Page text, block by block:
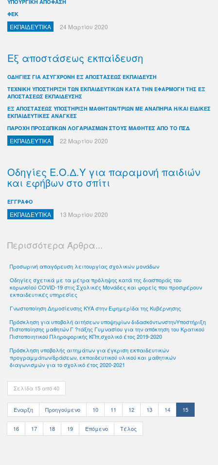
ΥΠΟΥΡΓΙΚΗ ΑΠΟΦΑΣΗ
ΦΕΚ
ΕΚΠΑΙΔΕΥΤΙΚΑ 24 Μαρτίου 2020
Εξ αποστάσεως εκπαίδευση
ΟΔΗΓΙΕΣ ΓΙΑ ΑΣΥΓΧΡΟΝΗ ΕΞ ΑΠΟΣΤΑΣΕΩΣ ΕΚΠΑΙΔΕΥΣΗ
ΤΕΧΝΙΚΗ ΥΠΟΣΤΗΡΙΞΗ ΤΩΝ ΕΚΠΑΙΔΕΥΤΙΚΩΝ ΚΑΤΑ ΤΗΝ ΕΦΑΡΜΟΓΗ ΤΗΣ ΕΞ
ΑΠΟΣΤΑΣΕΩΣ ΕΚΠΑΙΔΕΥΣΗΣ
ΕΞ ΑΠΟΣΤΑΣΕΩΣ ΥΠΟΣΤΗΡΙΞΗ ΜΑΘΗΤΩΝ/ΤΡΙΩΝ ΜΕ ΑΝΑΠΗΡΙΑ Η/ΚΑΙ ΕΙΔΙΚΕΣ
ΕΚΠΑΙΔΕΥΤΙΚΕΣ ΑΝΑΓΚΕΣ
ΠΑΡΟΧΗ ΠΡΟΣΩΠΙΚΩΝ ΛΟΓΑΡΙΑΣΜΩΝ ΣΤΟΥΣ ΜΑΘΗΤΕΣ ΑΠΟ ΤΟ ΠΣΔ
ΕΚΠΑΙΔΕΥΤΙΚΑ 22 Μαρτίου 2020
Οδηγίες Ε.Ο.Δ.Υ για παραμονή παιδιών
και εφήβων στο σπίτι
ΕΓΓΡΑΦΟ
ΕΚΠΑΙΔΕΥΤΙΚΑ 13 Μαρτίου 2020
Περισσότερα Άρθρα...
Προσωρινή απαγόρευση λειτουργίας σχολικών μονάδων
Οδηγίες σχετικά με τα μέτρα πρόληψης κατά της διασποράς του
κορωνοϊού COVID-19 στις Σχολικές Μονάδες και φορείς που προσφέρουν
εκπαιδευτικές υπηρεσίες
Γνωστοποίηση Δημοσίευσης ΚΥΑ στην Εφημερίδα της Κυβέρνησης
Πρόσκληση για υποβολή αιτήσεων υποψηφίων διδασκόντωνστηνΥποστήριξη
Πιστοποίησης μαθητών Γ ?τάξης Γυμνασίου για την απόκτηση του Κρατικού
Πιστοποιητικού Πληροφορικής ΚΠπ,σχολικό έτος 2019-2020
Πρόσκληση υποβολής αιτημάτων για έγκριση εκπαιδευτικών
προγραμμάτων/δράσεων, εκπαιδευτικού υλικού και μαθητικών
διαγωνισμών για το σχολικό έτος 2020-2021
Σελίδα 15 από 40
Έναρξη Προηγούμενο 10 11 12 13 14 15
16 17 18 19 Επόμενο Τέλος